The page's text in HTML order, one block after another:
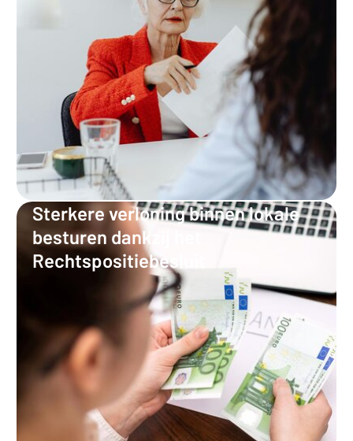
Sterkere verloning binnen lokale
besturen dankzij het
Rechtspositiebesluit